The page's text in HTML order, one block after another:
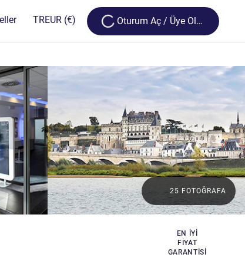
TREUR (€) Loading...
Oturum Aç / Üye Olun
EN IYI
FIYAT
GARANTISI
25 FOTOĞRAFA